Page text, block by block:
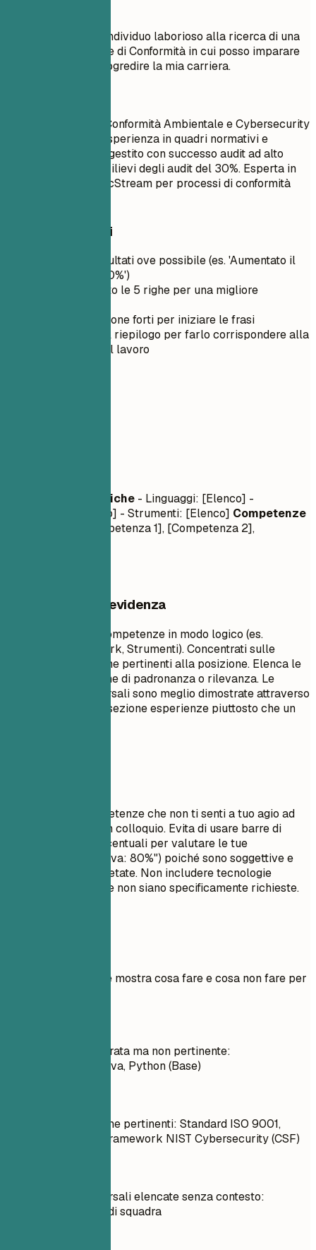
Obiettivo: Sono un individuo laborioso alla ricerca di una
posizione di Auditore di Conformità in cui posso imparare
cose nuove e far progredire la mia carriera.
Auditrice Senior di Conformità Ambientale e Cybersecurity
con oltre 8 anni di esperienza in quadri normativi e
privacy dei dati. Ha gestito con successo audit ad alto
rischio, riducendo i rilievi degli audit del 30%. Esperta in
RSA Archer e MetricStream per processi di conformità
Consigli rapidi
Quantifica i risultati ove possibile (es. 'Aumentato il
fatturato del 20%')
Mantienilo sotto le 5 righe per una migliore
Usa verbi d'azione forti per iniziare le frasi
Personalizza il riepilogo per farlo corrispondere alla
descrizione del lavoro
Competenze Tecniche - Linguaggi: [Elenco] -
Framework: [Elenco] - Strumenti: [Elenco] Competenze
- [Competenza 1], [Competenza 2],
Cosa mettere in evidenza
Raggruppa le tue competenze in modo logico (es.
Linguaggi, Framework, Strumenti). Concentrati sulle
competenze tecniche pertinenti alla posizione. Elenca le
competenze in ordine di padronanza o rilevanza. Le
competenze trasversali sono meglio dimostrate attraverso
i punti elenco nella sezione esperienze piuttosto che un
Non elencare competenze che non ti senti a tuo agio ad
utilizzare durante un colloquio. Evita di usare barre di
avanzamento o percentuali per valutare le tue
competenze (es. "Java: 80%") poiché sono soggettive e
spesso male interpretate. Non includere tecnologie
obsolete a meno che non siano specificamente richieste.
Esempio pratico che mostra cosa fare e cosa non fare per
Competenza desiderata ma non pertinente:
Programmazione Java, Python (Base)
Competenze tecniche pertinenti: Standard ISO 9001,
Conformità GDPR, Framework NIST Cybersecurity (CSF)
Competenze trasversali elencate senza contesto:
Leadership, Lavoro di squadra